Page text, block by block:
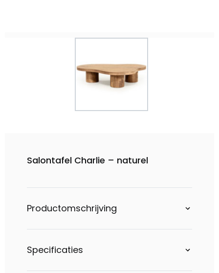
Salontafel Charlie – naturel
Productomschrijving
Specificaties